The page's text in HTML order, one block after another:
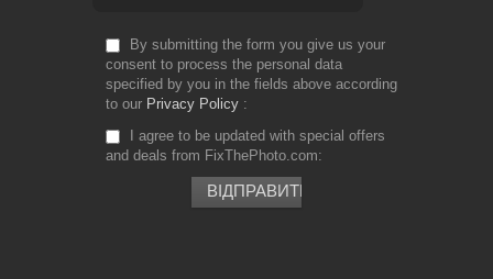
By submitting the form you give us your
consent to process the personal data
specified by you in the fields above according
to our Privacy Policy
I agree to be updated with special offers
and deals from FixThePhoto.com